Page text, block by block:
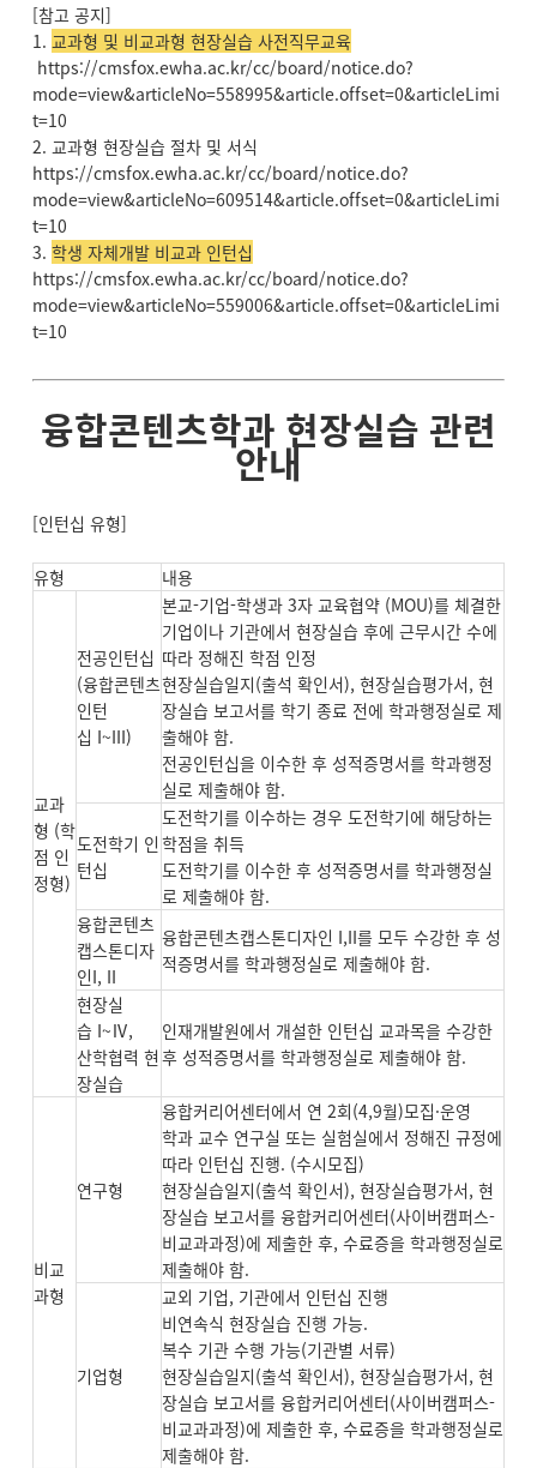
[참고 공지]
1. 교과형 및 비교과형 현장실습 사전직무교육
https://cmsfox.ewha.ac.kr/cc/board/notice.do?
mode=view&articleNo=558995&article.offset=0&articleLimi
t=10
2. 교과형 현장실습 절차 및 서식
https://cmsfox.ewha.ac.kr/cc/board/notice.do?
mode=view&articleNo=609514&article.offset=0&articleLimi
t=10
3. 학생 자체개발 비교과 인턴십
https://cmsfox.ewha.ac.kr/cc/board/notice.do?
mode=view&articleNo=559006&article.offset=0&articleLimi
t=10
융합콘텐츠학과 현장실습 관련
안내
[인턴십 유형]
유형 내용
교과
형 (학
점 인
정형)
전공인턴십
(융합콘텐츠
인턴
십 I~III)
본교-기업-학생과 3자 교육협약 (MOU)를 체결한
기업이나 기관에서 현장실습 후에 근무시간 수에
따라 정해진 학점 인정
현장실습일지(출석 확인서), 현장실습평가서, 현
장실습 보고서를 학기 종료 전에 학과행정실로 제
출해야 함.
전공인턴십을 이수한 후 성적증명서를 학과행정
실로 제출해야 함.
도전학기 인
턴십
도전학기를 이수하는 경우 도전학기에 해당하는
학점을 취득
도전학기를 이수한 후 성적증명서를 학과행정실
로 제출해야 함.
융합콘텐츠
캡스톤디자
인I, II
융합콘텐츠캡스톤디자인 I,II를 모두 수강한 후 성
적증명서를 학과행정실로 제출해야 함.
현장실
습 I~Ⅳ,
산학협력 현
장실습
인재개발원에서 개설한 인턴십 교과목을 수강한
후 성적증명서를 학과행정실로 제출해야 함.
비교
과형
연구형
융합커리어센터에서 연 2회(4,9월)모집·운영
학과 교수 연구실 또는 실험실에서 정해진 규정에
따라 인턴십 진행. (수시모집)
현장실습일지(출석 확인서), 현장실습평가서, 현
장실습 보고서를 융합커리어센터(사이버캠퍼스-
비교과과정)에 제출한 후, 수료증을 학과행정실로
제출해야 함.
기업형
교외 기업, 기관에서 인턴십 진행
비연속식 현장실습 진행 가능.
복수 기관 수행 가능(기관별 서류)
현장실습일지(출석 확인서), 현장실습평가서, 현
장실습 보고서를 융합커리어센터(사이버캠퍼스-
비교과과정)에 제출한 후, 수료증을 학과행정실로
제출해야 함.